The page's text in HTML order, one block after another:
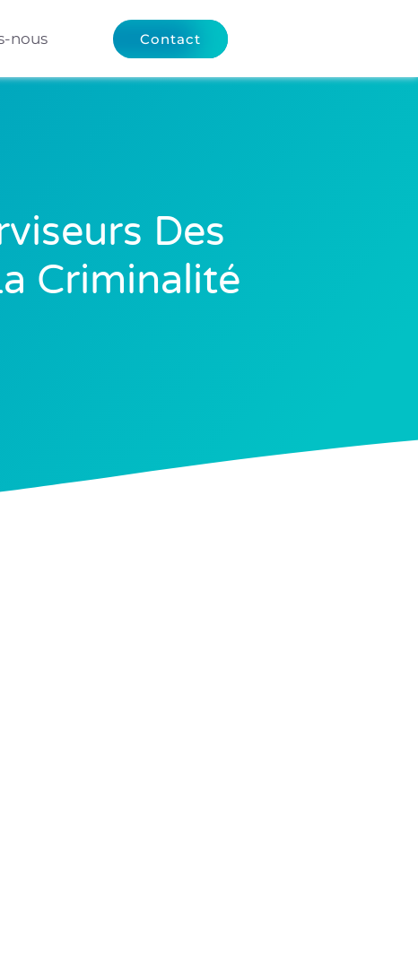
nous Contact
Des
Criminalité